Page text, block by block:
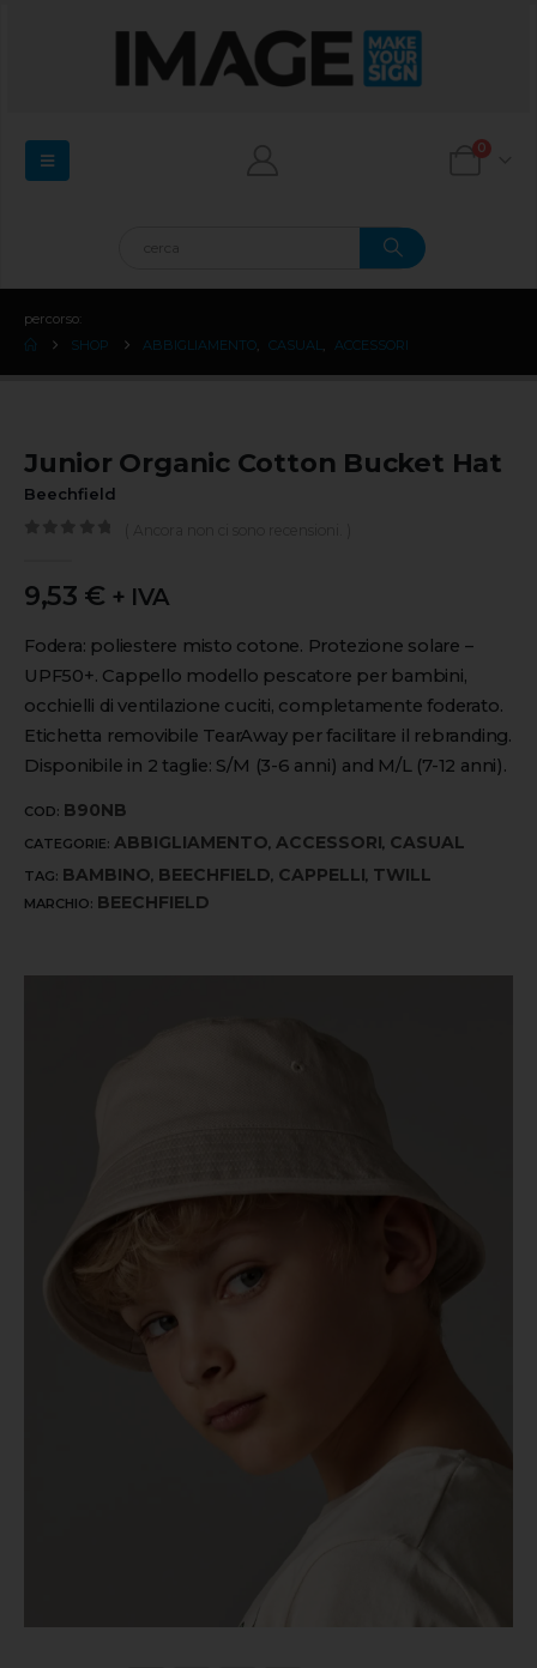
0
percorso:
SHOP
ABBIGLIAMENTO CASUAL ACCESSORI
Junior Organic Cotton Bucket Hat
Beechfield
9,53 € + IVA
Fodera: poliestere misto cotone. Protezione solare –
UPF50+. Cappello modello pescatore per bambini,
occhielli di ventilazione cuciti, completamente foderato.
Etichetta removibile TearAway per facilitare il rebranding.
Disponibile in 2 taglie: S/M (3-6 anni) and M/L (7-12 anni).
COD: B90NB
CATEGORIE: ABBIGLIAMENTO, ACCESSORI, CASUAL
TAG: BAMBINO, BEECHFIELD, CAPPELLI, TWILL
MARCHIO: BEECHFIELD